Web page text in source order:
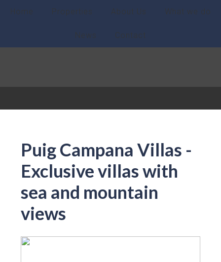
Home Properties About Us What we do
News Contact
Puig Campana Villas -
Exclusive villas with
sea and mountain
views